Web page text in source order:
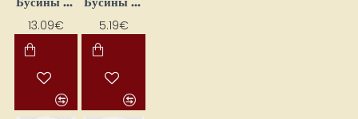
13.09€ 5.19€